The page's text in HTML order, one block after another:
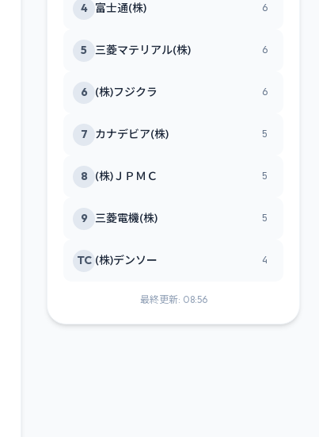
4 富士通(株) 6
5 三菱マテリアル(株) 6
6 (株)フジクラ 6
7 カナデビア(株) 5
8 (株)ＪＰＭＣ 5
9 三菱電機(株) 5
TC (株)デンソー 4
最終更新: 08:56